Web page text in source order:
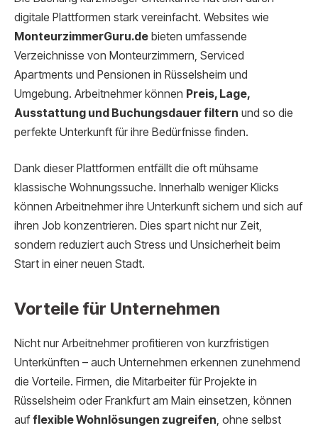
digitale Plattformen stark vereinfacht. Websites wie
MonteurzimmerGuru.de bieten umfassende
Verzeichnisse von Monteurzimmern, Serviced
Apartments und Pensionen in Rüsselsheim und
Umgebung. Arbeitnehmer können Preis, Lage,
Ausstattung und Buchungsdauer filtern und so die
perfekte Unterkunft für ihre Bedürfnisse finden.
Dank dieser Plattformen entfällt die oft mühsame
klassische Wohnungssuche. Innerhalb weniger Klicks
können Arbeitnehmer ihre Unterkunft sichern und sich auf
ihren Job konzentrieren. Dies spart nicht nur Zeit,
sondern reduziert auch Stress und Unsicherheit beim
Start in einer neuen Stadt.
Vorteile für Unternehmen
Nicht nur Arbeitnehmer profitieren von kurzfristigen
Unterkünften – auch Unternehmen erkennen zunehmend
die Vorteile. Firmen, die Mitarbeiter für Projekte in
Rüsselsheim oder Frankfurt am Main einsetzen, können
aufflexible Wohnlösungen zugreifen, ohne selbst